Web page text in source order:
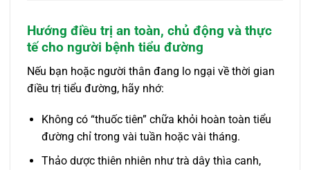
Hướng điều trị an toàn, chủ động và thực
tế cho người bệnh tiểu đường
Nếu bạn hoặc người thân đang lo ngại về thời gian
điều trị tiểu đường, hãy nhớ:
Không có “thuốc tiên” chữa khỏi hoàn toàn tiểu
đường chỉ trong vài tuần hoặc vài tháng.
Thảo dược thiên nhiên như trà dây thìa canh,